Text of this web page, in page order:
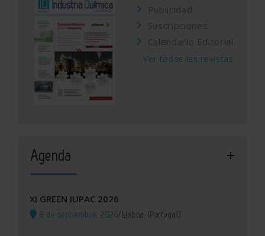
Publicidad
Suscripciones
Calendario Editorial
Ver todas las revistas
Agenda
XI GREEN IUPAC 2026
8 de septiembre, 2026/ Lisboa (Portugal)